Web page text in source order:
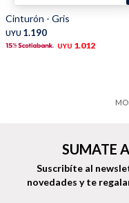
Cinturón - Gris
UYU 1.190
UYU 1.012
SUMATE
Suscribíte al
novedades y te